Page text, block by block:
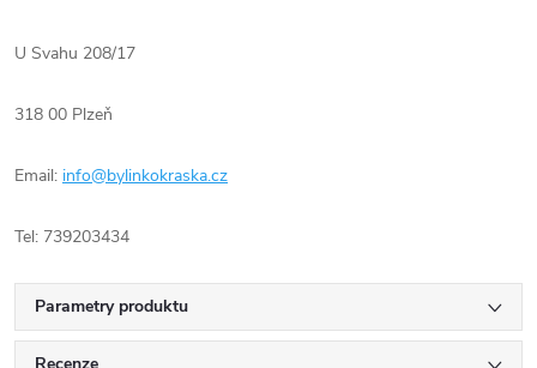
U Svahu 208/17
318 00 Plzeň
Email: info@bylinkokraska.cz
Tel: 739203434
Parametry produktu